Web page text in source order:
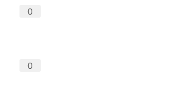
0
0